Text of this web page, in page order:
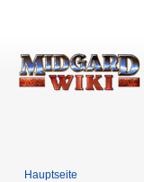
Hauptseite